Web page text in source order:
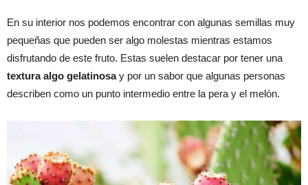
En su interior nos podemos encontrar con algunas semillas muy
pequeñas que pueden ser algo molestas mientras estamos
disfrutando de este fruto. Estas suelen destacar por tener una
textura algo gelatinosay por un sabor que algunas personas
describen como un punto intermedio entre la pera y el melón.